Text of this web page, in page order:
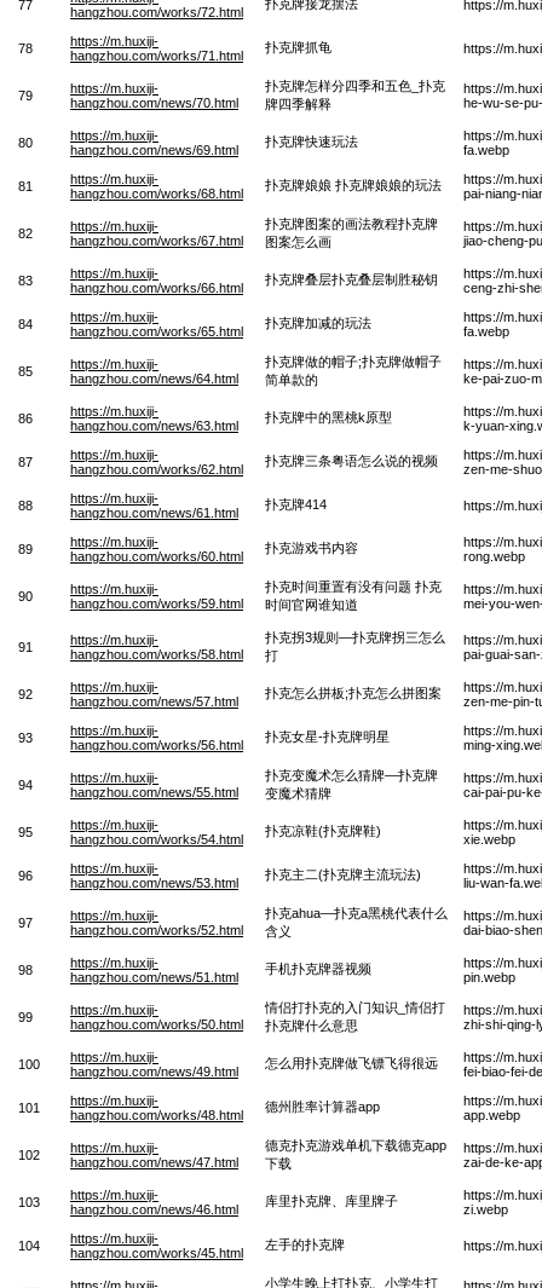
77
hangzhou.com/works/72.html
扑克牌接龙摆法 https://
78
https://m.huxiji-
hangzhou.com/works/71.html
扑克牌抓龟 https://
79
https://m.huxiji-
hangzhou.com/news/70.html
扑克牌怎样分四季和五色_扑克
牌四季解释
https://
he-wu-se-
80
https://m.huxiji-
hangzhou.com/news/69.html
扑克牌快速玩法
https://
fa.webp
81
https://m.huxiji-
hangzhou.com/works/68.html
扑克牌娘娘 扑克牌娘娘的玩法
https://
pai-niang-
82
https://m.huxiji-
hangzhou.com/works/67.html
扑克牌图案的画法教程扑克牌
图案怎么画
https://
jiao-cheng-
83
https://m.huxiji-
hangzhou.com/works/66.html
扑克牌叠层扑克叠层制胜秘钥
https://
ceng-zhi-
84
https://m.huxiji-
hangzhou.com/works/65.html
扑克牌加减的玩法
https://
fa.webp
85
https://m.huxiji-
hangzhou.com/news/64.html
扑克牌做的帽子;扑克牌做帽子
简单款的
https://
ke-pai-zuo-
86
https://m.huxiji-
hangzhou.com/news/63.html
扑克牌中的黑桃k原型
https://
k-yuan-
87
https://m.huxiji-
hangzhou.com/works/62.html
扑克牌三条粤语怎么说的视频
https://
zen-me-
88
https://m.huxiji-
hangzhou.com/news/61.html
扑克牌414 https://
89
https://m.huxiji-
hangzhou.com/works/60.html
扑克游戏书内容
https://
rong.webp
90
https://m.huxiji-
hangzhou.com/works/59.html
扑克时间重置有没有问题 扑克
时间官网谁知道
https://
mei-you-
91
https://m.huxiji-
hangzhou.com/works/58.html
扑克拐3规则—扑克牌拐三怎么
打
https://
pai-guai-
92
https://m.huxiji-
hangzhou.com/news/57.html
扑克怎么拼板;扑克怎么拼图案
https://
zen-me-pin-
93
https://m.huxiji-
hangzhou.com/works/56.html
扑克女星-扑克牌明星
https://
ming-
94
https://m.huxiji-
hangzhou.com/news/55.html
扑克变魔术怎么猜牌—扑克牌
变魔术猜牌
https://
cai-pai-pu-
95
https://m.huxiji-
hangzhou.com/works/54.html
扑克凉鞋(扑克牌鞋)
https://
xie.webp
96
https://m.huxiji-
hangzhou.com/news/53.html
扑克主二(扑克牌主流玩法)
https://
liu-wan-
97
https://m.huxiji-
hangzhou.com/works/52.html
扑克ahua—扑克a黑桃代表什么
含义
https://
dai-biao-
98
https://m.huxiji-
hangzhou.com/news/51.html
手机扑克牌器视频
https://
pin.webp
99
https://m.huxiji-
hangzhou.com/works/50.html
情侣打扑克的入门知识_情侣打
扑克牌什么意思
https://
zhi-shi-qing-
100
https://m.huxiji-
hangzhou.com/news/49.html
怎么用扑克牌做飞镖飞得很远
https://
fei-biao-fei-
101
https://m.huxiji-
hangzhou.com/works/48.html
德州胜率计算器app
https://
app.webp
102
https://m.huxiji-
hangzhou.com/news/47.html
德克扑克游戏单机下载德克app
下载
https://
zai-de-ke-
103
https://m.huxiji-
hangzhou.com/news/46.html
库里扑克牌、库里牌子
https://
zi.webp
104
https://m.huxiji-
hangzhou.com/works/45.html
左手的扑克牌 https://
小学生晚上打扑克、小学生打